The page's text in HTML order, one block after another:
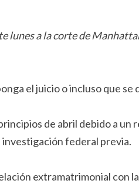
lunes a la corte de
el juicio o incluso que se
de abril debido a
investigación federal previa.
extramatrimonial con